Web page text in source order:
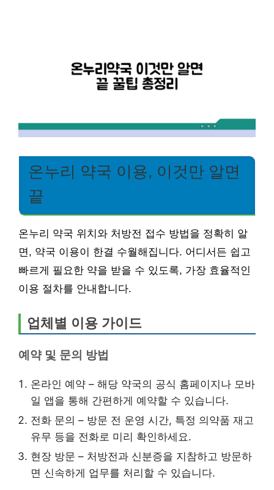
온누리 약국 이용, 이것만 알면
끝
온누리 약국 위치와 처방전 접수 방법을 정확히 알
면, 약국 이용이 한결 수월해집니다. 어디서든 쉽고
빠르게 필요한 약을 받을 수 있도록, 가장 효율적인
이용 절차를 안내합니다.
업체별 이용 가이드
예약 및 문의 방법
온라인 예약 – 해당 약국의 공식 홈페이지나 모바
일 앱을 통해 간편하게 예약할 수 있습니다.
전화 문의 – 방문 전 운영 시간, 특정 의약품 재고
유무 등을 전화로 미리 확인하세요.
현장 방문 – 처방전과 신분증을 지참하고 방문하
면 신속하게 업무를 처리할 수 있습니다.